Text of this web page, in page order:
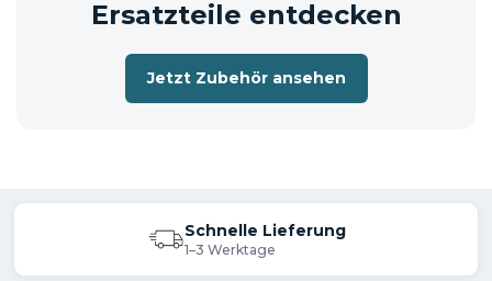
Ersatzteile entdecken
Jetzt Zubehör ansehen
Schnelle Lieferung
1–3 Werktage